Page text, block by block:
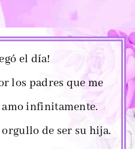
el día!
los padres que me
infinitamente.
de ser su hija.